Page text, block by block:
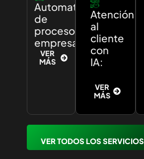
Automatización
de
procesos
empresariales:
VER
MÁS
Atención
al
cliente
con
IA:
VER
MÁS
VER TODOS LOS SERVICIOS